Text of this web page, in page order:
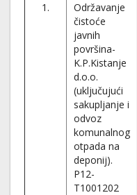
1.
Održavanje
čistoće
javnih
površina-
K.P.Kistanje
d.o.o.
(uključujući
sakupljanje i
odvoz
komunalnog
otpada na
deponij).
P12-
T1001202